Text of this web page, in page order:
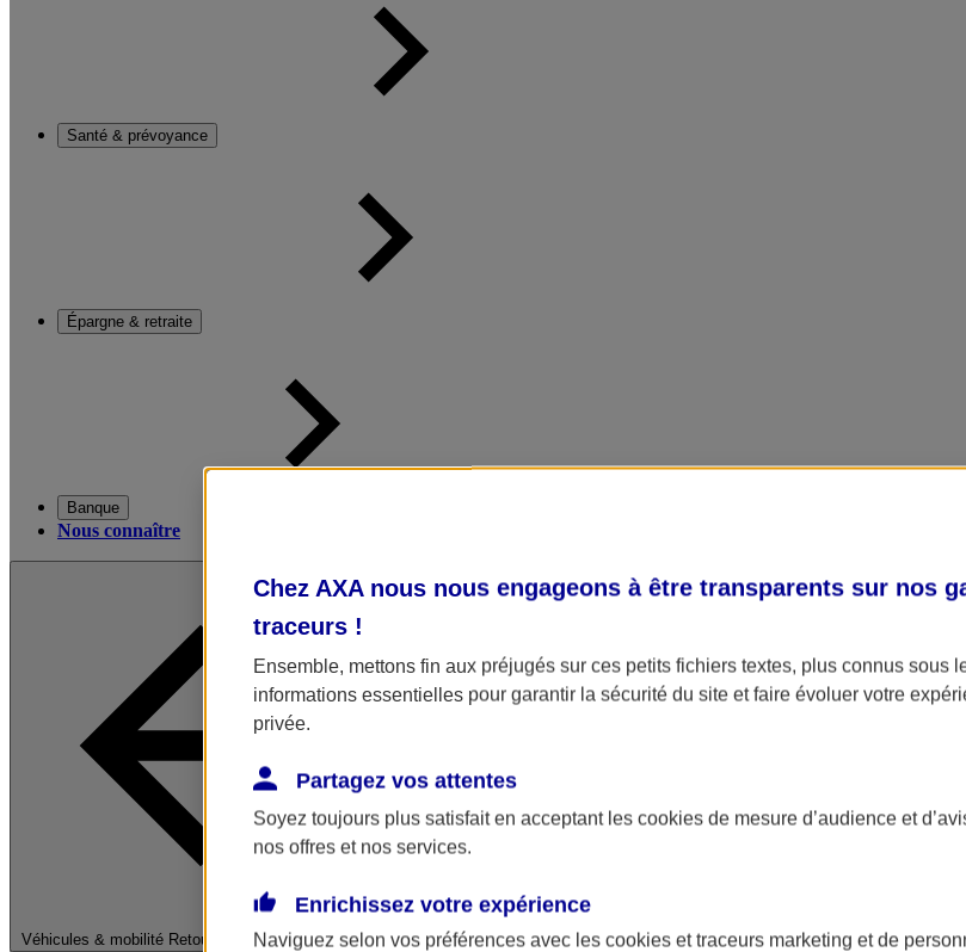
Santé & prévoyance
Épargne & retraite
Banque
Nous connaître
Véhicules & mobilité Retour à la section précédente
Fermer le menu principal
Chez AXA nous nous engageons à être transparents sur nos
traceurs !
Ensemble, mettons fin aux préjugés sur ces petits fichiers textes, plus connus sous
informations essentielles pour garantir la sécurité du site et faire évoluer votre
privée.
Partagez vos attentes
Soyez toujours plus satisfait en acceptant les cookies de mesure d’audience et
nos offres et nos services.
Enrichissez votre expérience
Naviguez selon vos préférences avec les cookies et traceurs marketing et de